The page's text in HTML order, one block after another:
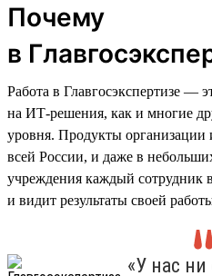
Почему
в
Работа в Главгосэкспертизе —
на ИТ-решения, как и многие
уровня. Продукты организации
всей России, и даже в
учреждения каждый сотрудник
и видит результаты своей
«У нас ни